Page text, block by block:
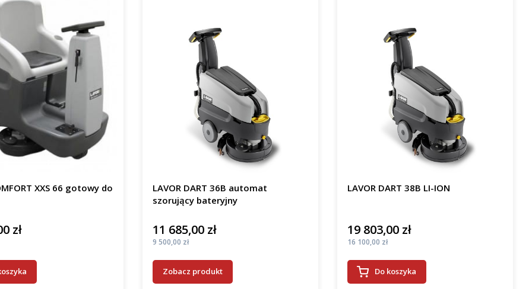
XXS 66 gotowy do
zł
LAVOR DART 36B automat
szorujący bateryjny
Cena
11 685,00 zł
Cena
9 500,00 zł
Zobacz produkt
LAVOR DART 38B LI-ION
Cena
19 803,00 zł
Cena
16 100,00 zł
Do koszyka